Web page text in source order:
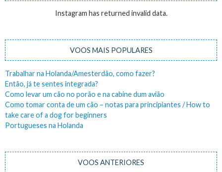
Instagram has returned invalid data.
VOOS MAIS POPULARES
Trabalhar na Holanda/Amesterdão, como fazer?
Então, já te sentes integrada?
Como levar um cão no porão e na cabine dum avião
Como tomar conta de um cão – notas para principiantes / How to
take care of a dog for beginners
Portugueses na Holanda
VOOS ANTERIORES